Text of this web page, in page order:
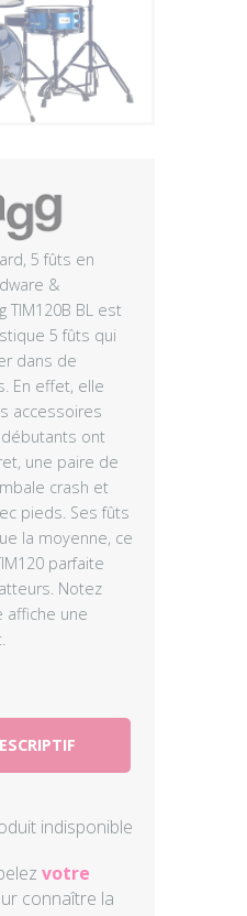
Plus
5 fûts en
&
TIM120B BL est
5 fûts qui
dans de
En effet, elle
accessoires
ont
une paire de
crash et
pieds. Ses fûts
la moyenne, ce
parfaite
Notez
une
indisponible
votre
connaître la